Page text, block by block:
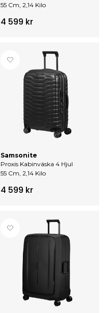
55 Cm, 2,14 Kilo
4 599 kr
Proxis Kabinväska 4 Hjul
55 Cm, 2,14 Kilo
Samsonite
4 599 kr